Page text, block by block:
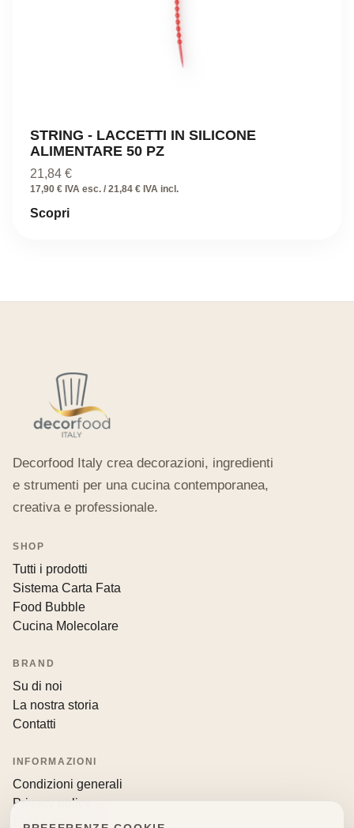
STRING - LACCETTI IN SILICONE
ALIMENTARE 50 PZ
21,84 €
17,90 € IVA esc. / 21,84 € IVA incl.
Scopri
Decorfood Italy crea decorazioni, ingredienti
e strumenti per una cucina contemporanea,
creativa e professionale.
SHOP
Tutti i prodotti
Sistema Carta Fata
Food Bubble
Cucina Molecolare
BRAND
Su di noi
La nostra storia
Contatti
INFORMAZIONI
Condizioni generali
Privacy policy
Resi e recessi